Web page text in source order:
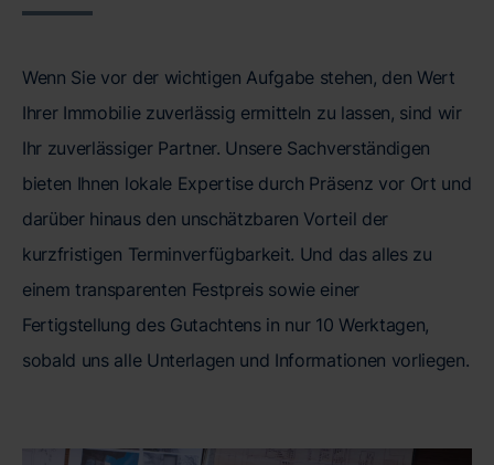
Wenn Sie vor der wichtigen Aufgabe stehen, den Wert
Ihrer Immobilie zuverlässig ermitteln zu lassen, sind wir
Ihr zuverlässiger Partner. Unsere Sachverständigen
bieten Ihnen lokale Expertise durch Präsenz vor Ort und
darüber hinaus den unschätzbaren Vorteil der
kurzfristigen Terminverfügbarkeit. Und das alles zu
einem transparenten Festpreis sowie einer
Fertigstellung des Gutachtens in nur 10 Werktagen,
sobald uns alle Unterlagen und Informationen vorliegen.